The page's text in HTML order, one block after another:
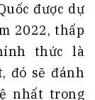
được dự
2022, thấp
thức là
đó sẽ đánh
nhất trong